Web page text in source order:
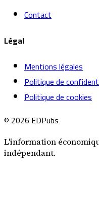
Contact
Légal
Mentions légales
Politique de
Politique de cookies
© 2026 EDPubs
L'information
indépendant.